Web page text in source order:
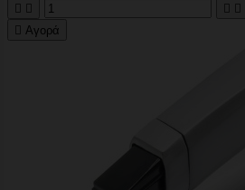
   
 Αγορά